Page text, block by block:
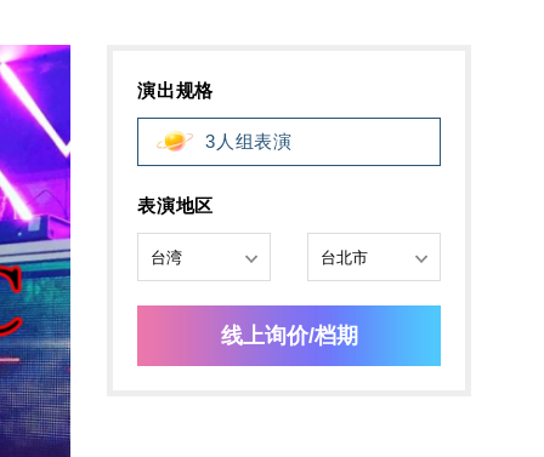
演出规格
3人组表演
表演地区
线上询价/档期